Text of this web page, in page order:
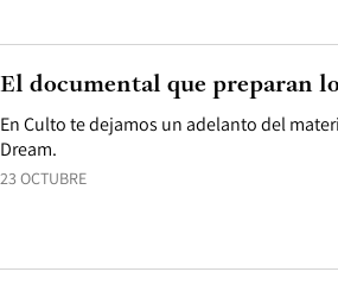
23 OCTUBRE
En Culto te dejamos un adelanto del
Dream.
El documental que preparan